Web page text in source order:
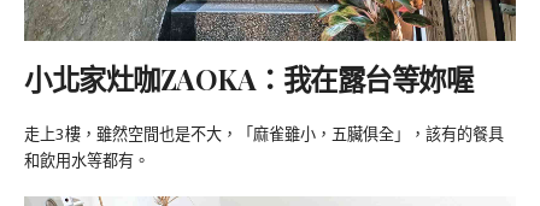
小北家灶咖ZAOKA：我在露台等妳喔
走上3樓，雖然空間也是不大，「麻雀雖小，五臟俱全」，該有的餐具
和飲用水等都有。